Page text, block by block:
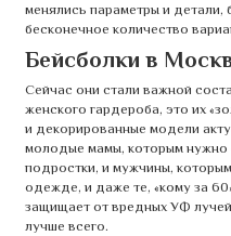
менялись параметры и детали,
бесконечное количество
Бейсболки в
Сейчас они стали важной
женского гардероба, это их
и декорированные модели
молодые мамы, которым нужно
подростки, и мужчины,
одежде, и даже те, «кому за
защищает от вредных УФ
лучше всего.